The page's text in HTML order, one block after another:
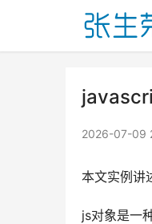
2026-07-09
本文实例讲
js对象是一